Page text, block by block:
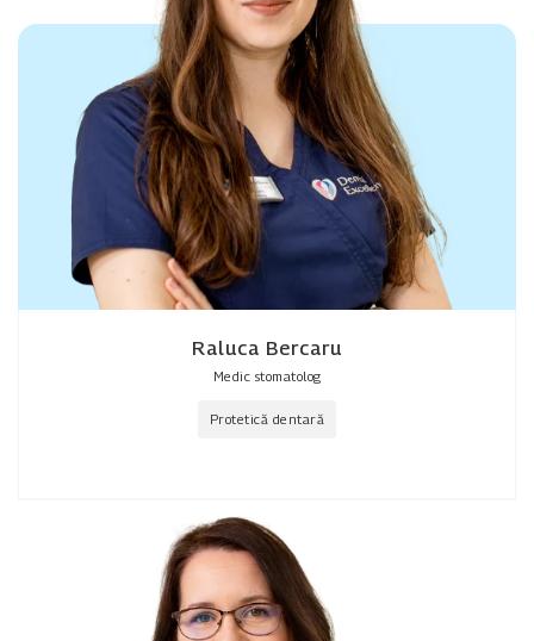
Raluca Bercaru
Medic stomatolog
Protetică dentară